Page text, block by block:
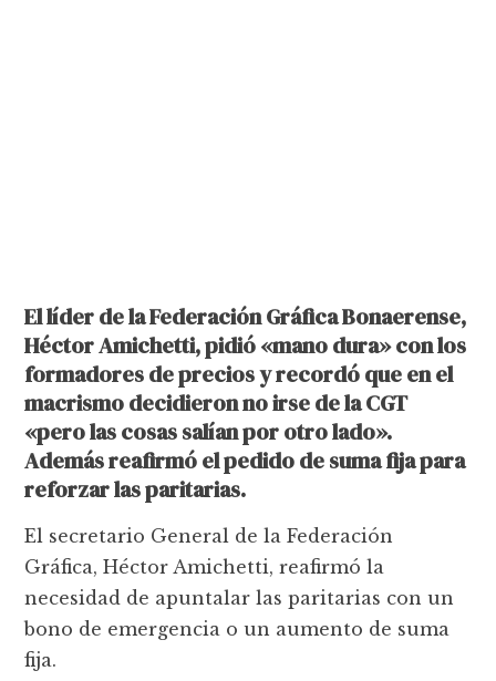
El líder de la Federación Gráfica Bonaerense,
Héctor Amichetti, pidió «mano dura» con los
formadores de precios y recordó que en el
macrismo decidieron no irse de la CGT
«pero las cosas salían por otro lado».
Además reafirmó el pedido de suma fija para
reforzar las paritarias.
El secretario General de la Federación
Gráfica, Héctor Amichetti, reafirmó la
necesidad de apuntalar las paritarias con un
bono de emergencia o un aumento de suma
fija.